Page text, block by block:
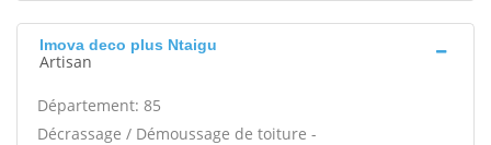
Imova deco plus Ntaigu
Artisan
Département: 85
Décrassage / Démoussage de toiture -